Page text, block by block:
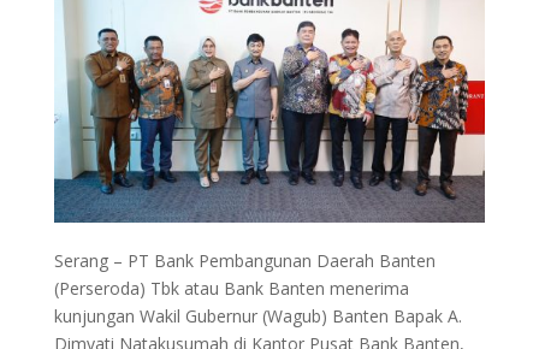
Serang – PT Bank Pembangunan Daerah Banten
(Perseroda) Tbk atau Bank Banten menerima
kunjungan Wakil Gubernur (Wagub) Banten Bapak A.
Dimyati Natakusumah di Kantor Pusat Bank Banten,